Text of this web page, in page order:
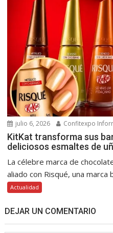
julio 6, 2026 Confitexpo
KitKat transforma sus
deliciosos esmaltes de
La célebre marca de
aliado con Risqué, una marca
Actualidad
DEJAR UN COMENTARIO